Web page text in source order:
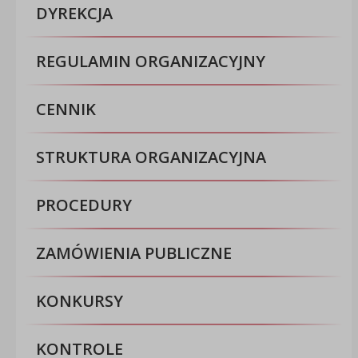
DYREKCJA
REGULAMIN ORGANIZACYJNY
CENNIK
STRUKTURA ORGANIZACYJNA
PROCEDURY
ZAMÓWIENIA PUBLICZNE
KONKURSY
KONTROLE